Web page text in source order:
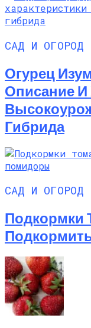
САД И ОГОРОД
Огурец
Описание И
Гибрида
САД И ОГОРОД
Подкормки